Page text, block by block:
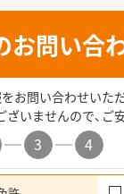
お問い合
お問い合わせいた
いませんので、ご
3 4